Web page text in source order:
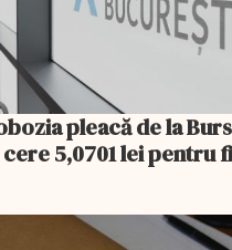
pleacă de la
5,0701 lei pentru